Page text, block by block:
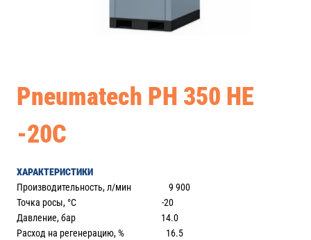
Pneumatech PH 350 HE
-20C
ХАРАКТЕРИСТИКИ
Производительность, л/мин 9 900
Точка росы, °С -20
Давление, бар 14.0
Расход на регенерацию, % 16.5